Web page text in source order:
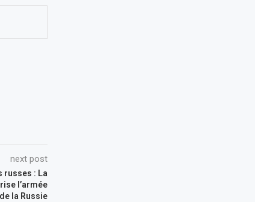
next post
: La
l’armée
la Russie